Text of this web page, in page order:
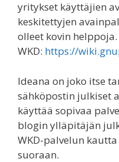
yritykset käyttäjien
keskitettyjen
olleet kovin
WKD: https://
Ideana on joko itse
sähköpostin julkiset
käyttää sopivaa
blogin ylläpitäjän
WKD-palvelun
suoraan.